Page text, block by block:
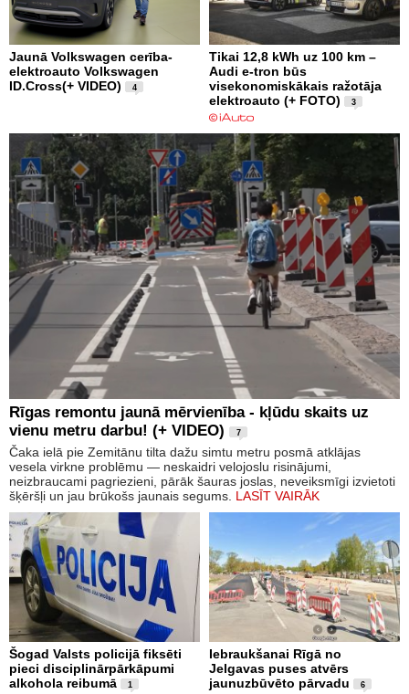
Jaunā Volkswagen cerība-
elektroauto Volkswagen
ID.Cross(+ VIDEO)
4
Tikai 12,8 kWh uz 100 km –
Audi e-tron būs
visekonomiskākais ražotāja
elektroauto (+ FOTO)
3
Rīgas remontu jaunā mērvienība - kļūdu skaits uz
vienu metru darbu! (+ VIDEO)
7
Čaka ielā pie Zemitānu tilta dažu simtu metru posmā atklājas
vesela virkne problēmu — neskaidri velojoslu risinājumi,
neizbraucami pagriezieni, pārāk šauras joslas, neveiksmīgi izvietoti
šķēršļi un jau brūkošs jaunais segums. LASĪT VAIRĀK
Šogad Valsts policijā fiksēti
pieci disciplinārpārkāpumi
alkohola reibumā
1
Iebraukšanai Rīgā no
Jelgavas puses atvērs
jaunuzbūvēto pārvadu
6